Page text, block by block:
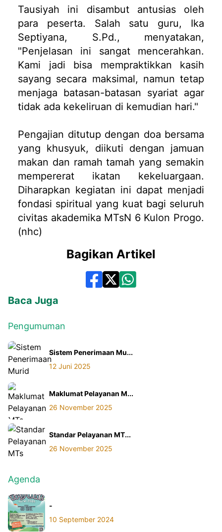
Tausiyah ini disambut antusias oleh
para peserta. Salah satu guru, Ika
Septiyana, S.Pd., menyatakan,
"Penjelasan ini sangat mencerahkan.
Kami jadi bisa mempraktikkan kasih
sayang secara maksimal, namun tetap
menjaga batasan-batasan syariat agar
tidak ada kekeliruan di kemudian hari."
Pengajian ditutup dengan doa bersama
yang khusyuk, diikuti dengan jamuan
makan dan ramah tamah yang semakin
mempererat ikatan kekeluargaan.
Diharapkan kegiatan ini dapat menjadi
fondasi spiritual yang kuat bagi seluruh
civitas akademika MTsN 6 Kulon Progo.
(nhc)
Bagikan Artikel
Baca Juga
Pengumuman
Sistem Penerimaan Mu...
12 Juni 2025
Maklumat Pelayanan M...
26 November 2025
Standar Pelayanan MT...
26 November 2025
Agenda
-
10 September 2024